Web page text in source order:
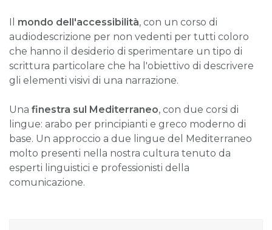
Il mondo dell'accessibilità, con un corso di
audiodescrizione per non vedenti per tutti coloro
che hanno il desiderio di sperimentare un tipo di
scrittura particolare che ha l'obiettivo di descrivere
gli elementi visivi di una narrazione.
Una finestra sul Mediterraneo, con due corsi di
lingue: arabo per principianti e greco moderno di
base. Un approccio a due lingue del Mediterraneo
molto presenti nella nostra cultura tenuto da
esperti linguistici e professionisti della
comunicazione.